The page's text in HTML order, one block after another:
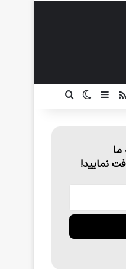
خوراک سایدبارتغییر پوسته
ما
نمایید!